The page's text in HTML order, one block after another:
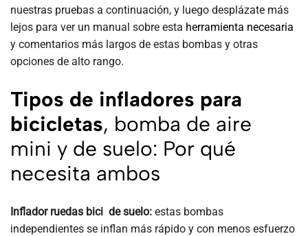
nuestras pruebas a continuación, y luego desplázate más
lejos para ver un manual sobre esta herramienta necesaria
y comentarios más largos de estas bombas y otras
opciones de alto rango.
Tipos de infladores para
bicicletas, bomba de aire
mini y de suelo: Por qué
necesita ambos
Inflador ruedas bici de suelo: estas bombas
independientes se inflan más rápido y con menos esfuerzo